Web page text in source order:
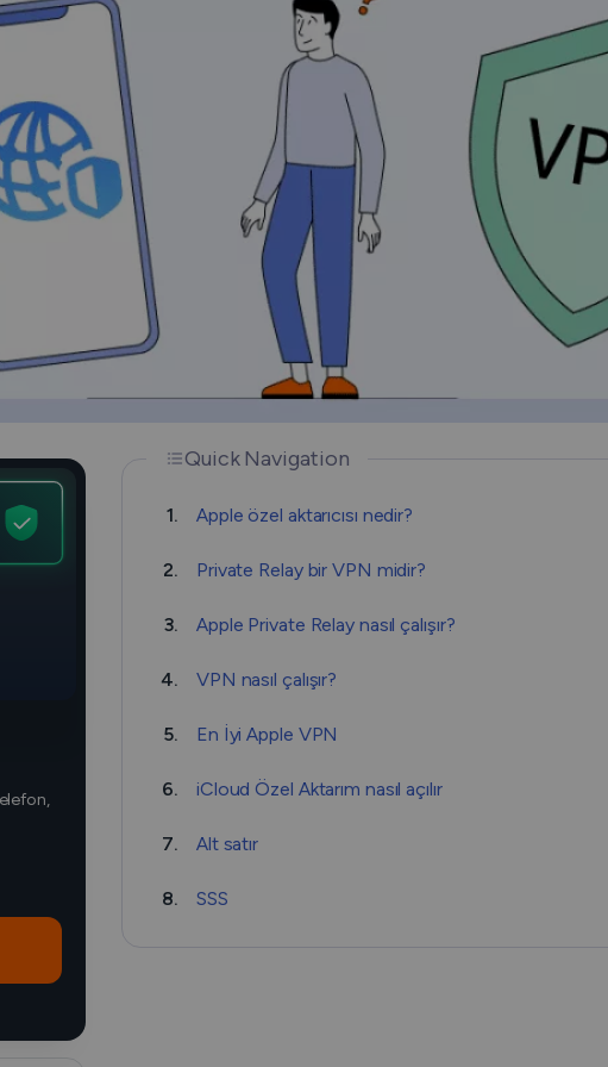
How Does a VPN Work?
Quick Navigation
1. Apple özel aktarıcısı nedir?
2. Private Relay bir VPN midir?
3. Apple Private Relay nasıl çalışır?
4. VPN nasıl çalışır?
5. En İyi Apple VPN
6. iCloud Özel Aktarım nasıl açılır
7. Alt satır
8. SSS